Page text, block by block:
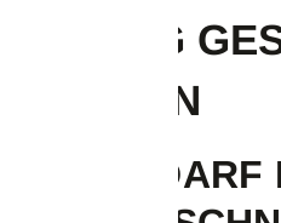
HÄUFIG
FRAGEN
WANN